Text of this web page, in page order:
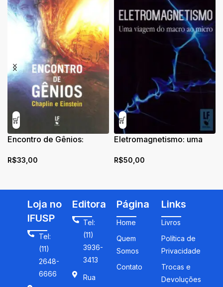
Encontro de Gênios:
R$33,00
Eletromagnetismo: uma
R$50,00
Loja no
IFUSP
Tel:
(11)
2648-
6666
Editora
Tel:
(11)
3936-
3413
Rua
Página
Home
Quem
Somos
Contato
Links
Livros
Política de
Privacidade
Trocas e
Devoluções